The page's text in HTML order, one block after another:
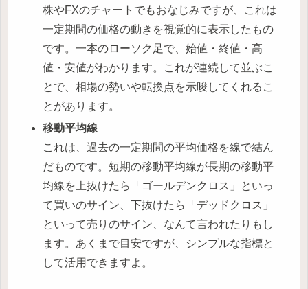
株やFXのチャートでもおなじみですが、これは
一定期間の価格の動きを視覚的に表示したもの
です。一本のローソク足で、始値・終値・高
値・安値がわかります。これが連続して並ぶこ
とで、相場の勢いや転換点を示唆してくれるこ
とがあります。
移動平均線
これは、過去の一定期間の平均価格を線で結ん
だものです。短期の移動平均線が長期の移動平
均線を上抜けたら「ゴールデンクロス」といっ
て買いのサイン、下抜けたら「デッドクロス」
といって売りのサイン、なんて言われたりもし
ます。あくまで目安ですが、シンプルな指標と
して活用できますよ。